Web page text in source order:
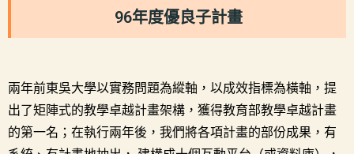
96年度優良子計畫
兩年前東吳大學以實務問題為縱軸，以成效指標為橫軸，提
出了矩陣式的教學卓越計畫架構，獲得教育部教學卓越計畫
的第一名；在執行兩年後，我們將各項計畫的部份成果，有